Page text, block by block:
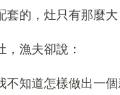
的，灶只有那麼大
漁夫卻說：
不知道怎樣做出一